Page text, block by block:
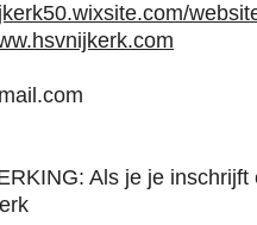
Als je je